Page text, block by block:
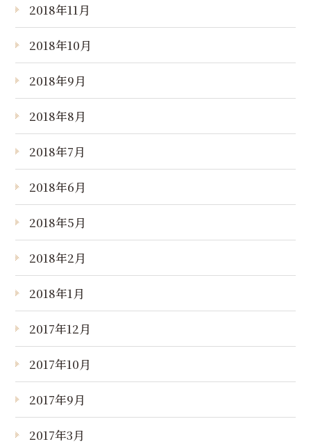
2018年11月
2018年10月
2018年9月
2018年8月
2018年7月
2018年6月
2018年5月
2018年2月
2018年1月
2017年12月
2017年10月
2017年9月
2017年3月